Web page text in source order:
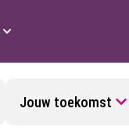
Jouw toekomst